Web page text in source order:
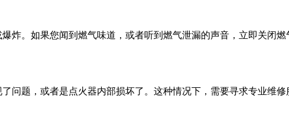
炸。如果您闻到燃气味道，或者听到燃气泄漏的声音，立即关闭
问题，或者是点火器内部损坏了。这种情况下，需要寻求专业维修